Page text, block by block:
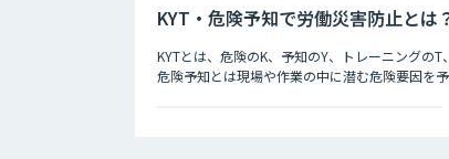
KYT・危険予知で労働災害防止とは
KYTとは、危険のK、予知のY、トレーニングの
危険予知とは現場や作業の中に潜む危険要因を予